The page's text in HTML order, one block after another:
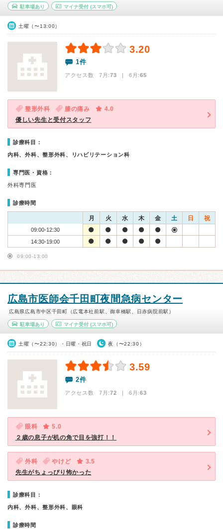
駐車場あり マイナ受付(スマホ可)
土曜（〜13:00）
3.20
1件
アクセス数 7月:73 | 6月:65
整形外科 膝の痛み
4.0
優しい先生と受付スタッフ
診療科目：
内科、外科、整形外科、リハビリテーション科
専門医・資格：
外科専門医
診療時間
月 火 水 木 金 土 日 祝
09:00-12:30
14:30-19:00
09:00-13:00
広島市医師会千田町夜間急病センター
広島県広島市中区千田町（広電本社前駅、御幸橋駅、日赤病院前駅）
駐車場あり マイナ受付(スマホ可)
土曜（〜22:30）・日曜・祝日 夜（〜22:30）
3.59
2件
アクセス数 7月:72 | 6月:63
眼科
5.0
２歳の息子が机の角で目を強打！！
外科 やけど
3.5
先生がちょっぴり怖かった
診療科目：
内科、外科、整形外科、眼科
診療時間